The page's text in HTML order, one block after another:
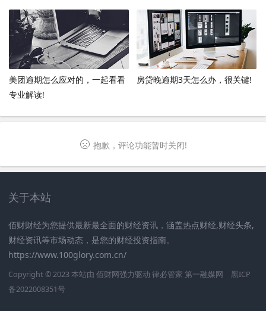
美团逾期怎么应对的，一起看看
专业解读!
房贷晚逾期3天怎么办，很关键!
抱歉，评论功能暂时关闭!
关于本站
佰财财经为您提供最新最全面的财经资讯，涵盖热点财经,财经头条,
财经资讯等市场动态，是您的财经投资指南。
https://www.100glory.com.cn/
Copyright © 2023 本站由 佰财网强力驱动 律必管家 第一融媒网
黑ICP
备2022008351号